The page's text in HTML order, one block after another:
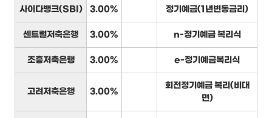
사이다뱅크(SBI) 3.00% 정기예금(1년변동금리)
센트럴저축은행 3.00% n-정기예금 복리식
조흥저축은행 3.00% e-정기예금복리식
고려저축은행 3.00%
회전정기예금 복리(비대
면)